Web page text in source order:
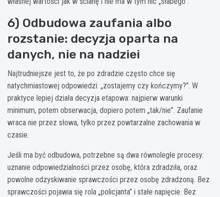
6) Odbudowa zaufania albo
rozstanie: decyzja oparta na
danych, nie na nadziei
Najtrudniejsze jest to, że po zdradzie często chce się
natychmiastowej odpowiedzi: „zostajemy czy kończymy?”. W
praktyce lepiej działa decyzja etapowa: najpierw warunki
minimum, potem obserwacja, dopiero potem „tak/nie”. Zaufanie
wraca nie przez słowa, tylko przez powtarzalne zachowania w
czasie.
Jeśli ma być odbudowa, potrzebne są dwa równoległe procesy:
uznanie odpowiedzialności przez osobę, która zdradziła, oraz
powolne odzyskiwanie sprawczości przez osobę zdradzoną. Bez
sprawczości pojawia się rola „policjanta” i stałe napięcie. Bez